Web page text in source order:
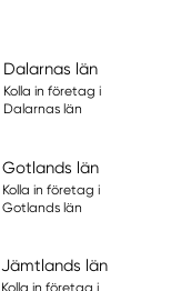
Dalarnas län
Kolla in företag i
Dalarnas län
Gotlands län
Kolla in företag i
Gotlands län
Jämtlands län
Kolla in företag i